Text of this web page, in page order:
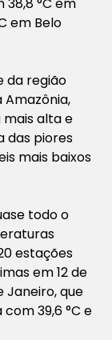
em Belo
da região
Amazônia,
alta e
das piores
mais baixos
todo o
estações
em 12 de
Janeiro, que
39,6 °C e